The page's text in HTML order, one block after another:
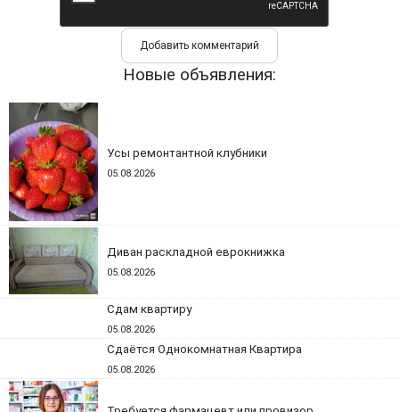
Новые объявления:
Усы ремонтантной клубники
05.08.2026
Диван раскладной еврокнижка
05.08.2026
Сдам квартиру
05.08.2026
Сдаётся Однокомнатная Квартира
05.08.2026